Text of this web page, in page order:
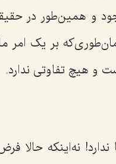
و همین‌طور در
بر یک امر
و هیچ تفاوتى ندارد.
نه‌اینکه حالا